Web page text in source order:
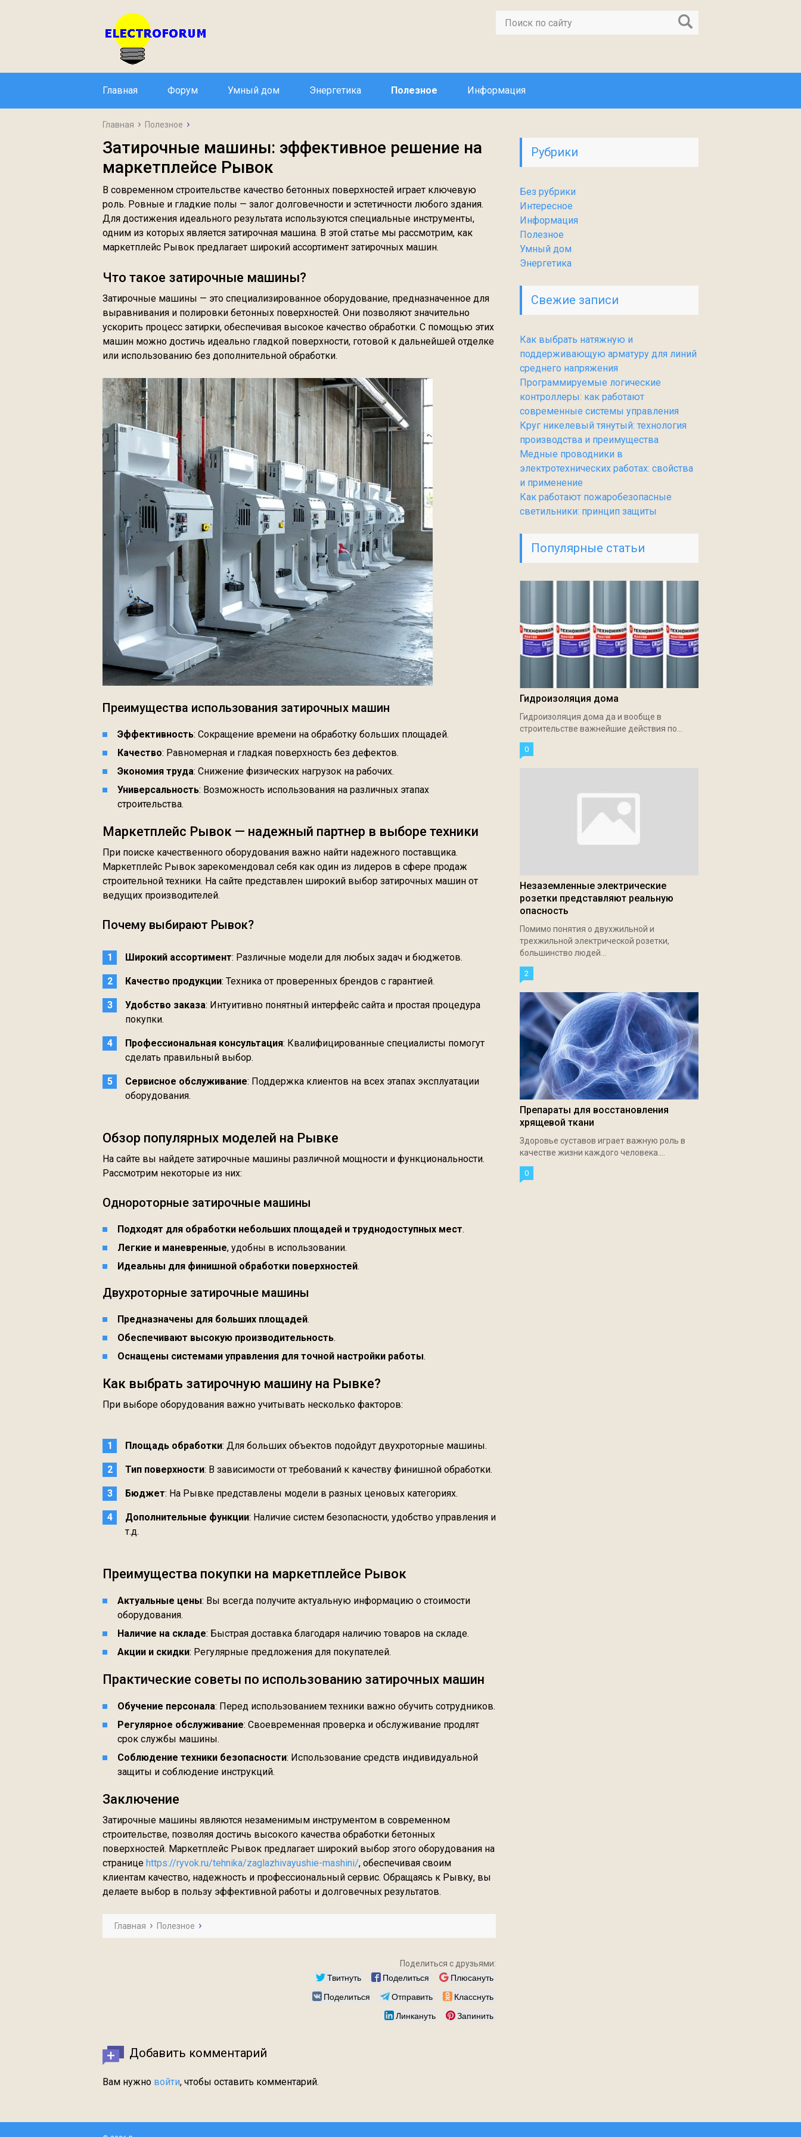
Главная Форум Умный дом Энергетика Полезное Информация
Главная Полезное
Затирочные машины: эффективное решение на
маркетплейсе Рывок
В современном строительстве качество бетонных поверхностей играет ключевую
роль. Ровные и гладкие полы — залог долговечности и эстетичности любого здания.
Для достижения идеального результата используются специальные инструменты,
одним из которых является затирочная машина. В этой статье мы рассмотрим, как
маркетплейс Рывок предлагает широкий ассортимент затирочных машин.
Что такое затирочные машины?
Затирочные машины — это специализированное оборудование, предназначенное для
выравнивания и полировки бетонных поверхностей. Они позволяют значительно
ускорить процесс затирки, обеспечивая высокое качество обработки. С помощью этих
машин можно достичь идеально гладкой поверхности, готовой к дальнейшей отделке
или использованию без дополнительной обработки.
Преимущества использования затирочных машин
Эффективность: Сокращение времени на обработку больших площадей.
Качество: Равномерная и гладкая поверхность без дефектов.
Экономия труда: Снижение физических нагрузок на рабочих.
Универсальность: Возможность использования на различных этапах
строительства.
Маркетплейс Рывок — надежный партнер в выборе техники
При поиске качественного оборудования важно найти надежного поставщика.
Маркетплейс Рывок зарекомендовал себя как один из лидеров в сфере продаж
строительной техники. На сайте представлен широкий выбор затирочных машин от
ведущих производителей.
Почему выбирают Рывок?
Широкий ассортимент: Различные модели для любых задач и бюджетов.
Качество продукции: Техника от проверенных брендов с гарантией.
Удобство заказа: Интуитивно понятный интерфейс сайта и простая процедура
покупки.
Профессиональная консультация: Квалифицированные специалисты помогут
сделать правильный выбор.
Сервисное обслуживание: Поддержка клиентов на всех этапах эксплуатации
оборудования.
Обзор популярных моделей на Рывке
На сайте вы найдете затирочные машины различной мощности и функциональности.
Рассмотрим некоторые из них:
Однороторные затирочные машины
Подходят для обработки небольших площадей и труднодоступных мест.
Легкие и маневренные, удобны в использовании.
Идеальны для финишной обработки поверхностей.
Двухроторные затирочные машины
Предназначены для больших площадей.
Обеспечивают высокую производительность.
Оснащены системами управления для точной настройки работы.
Как выбрать затирочную машину на Рывке?
При выборе оборудования важно учитывать несколько факторов:
Площадь обработки: Для больших объектов подойдут двухроторные машины.
Тип поверхности: В зависимости от требований к качеству финишной обработки.
Бюджет: На Рывке представлены модели в разных ценовых категориях.
Дополнительные функции: Наличие систем безопасности, удобство управления и
т.д.
Преимущества покупки на маркетплейсе Рывок
Актуальные цены: Вы всегда получите актуальную информацию о стоимости
оборудования.
Наличие на складе: Быстрая доставка благодаря наличию товаров на складе.
Акции и скидки: Регулярные предложения для покупателей.
Практические советы по использованию затирочных машин
Обучение персонала: Перед использованием техники важно обучить сотрудников.
Регулярное обслуживание: Своевременная проверка и обслуживание продлят
срок службы машины.
Соблюдение техники безопасности: Использование средств индивидуальной
защиты и соблюдение инструкций.
Заключение
Затирочные машины являются незаменимым инструментом в современном
строительстве, позволяя достичь высокого качества обработки бетонных
поверхностей. Маркетплейс Рывок предлагает широкий выбор этого оборудования на
странице https://ryvok.ru/tehnika/zaglazhivayushie-mashini/, обеспечивая своим
клиентам качество, надежность и профессиональный сервис. Обращаясь к Рывку, вы
делаете выбор в пользу эффективной работы и долговечных результатов.
Главная Полезное
Поделиться с друзьями:
Твитнуть Поделиться
Плюсануть
Поделиться
Отправить
Класснуть
Линкануть
Запинить
Добавить комментарий
Вам нужно войти, чтобы оставить комментарий.
Рубрики
Без рубрики
Интересное
Информация
Полезное
Умный дом
Энергетика
Свежие записи
Как выбрать натяжную и
поддерживающую арматуру для линий
среднего напряжения
Программируемые логические
контроллеры: как работают
современные системы управления
Круг никелевый тянутый: технология
производства и преимущества
Медные проводники в
электротехнических работах: свойства
и применение
Как работают пожаробезопасные
светильники: принцип защиты
Популярные статьи
Гидроизоляция дома
Гидроизоляция дома да и вообще в
строительстве важнейшие действия по...
0
Незаземленные электрические
розетки представляют реальную
опасность
Помимо понятия о двухжильной и
трехжильной электрической розетки,
большинство людей...
2
Препараты для восстановления
хрящевой ткани
Здоровье суставов играет важную роль в
качестве жизни каждого человека....
0